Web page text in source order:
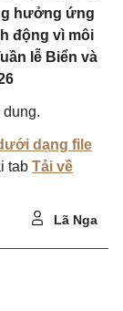
hưởng ứng
động vì môi
lễ Biển và
dạng file
tab Tải về
Lã Nga